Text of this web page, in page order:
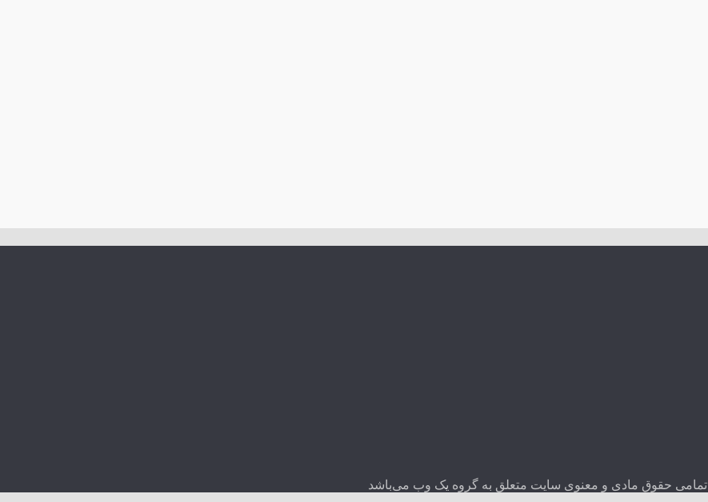
تمامی حقوق مادی و معنوی سایت متعلق به گروه یک وب می‌باشد